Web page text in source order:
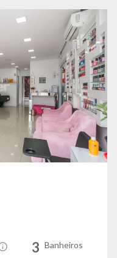
3 Banheiros